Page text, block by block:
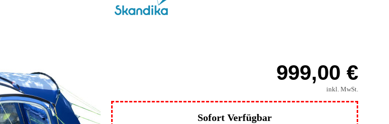
999,00 €
inkl. MwSt.
Sofort Verfügbar